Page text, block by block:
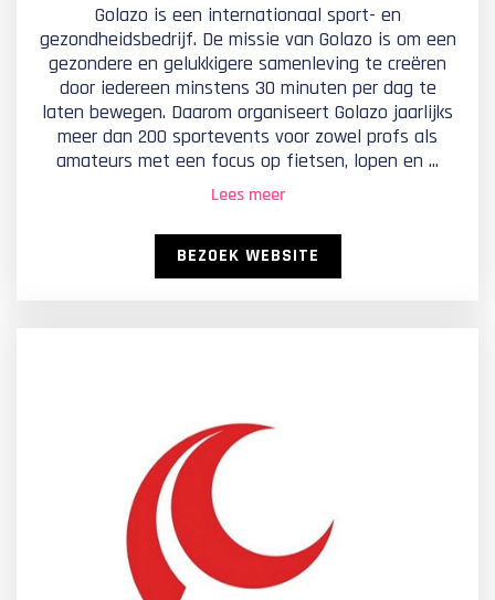
Golazo is een internationaal sport- en
gezondheidsbedrijf. De missie van Golazo is om een
gezondere en gelukkigere samenleving te creëren
door iedereen minstens 30 minuten per dag te
laten bewegen. Daarom organiseert Golazo jaarlijks
meer dan 200 sportevents voor zowel profs als
amateurs met een focus op fietsen, lopen en ...
Lees meer
BEZOEK WEBSITE